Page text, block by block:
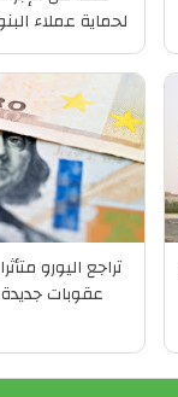
لحماية عملاء
تراجع اليورو
عقوبات